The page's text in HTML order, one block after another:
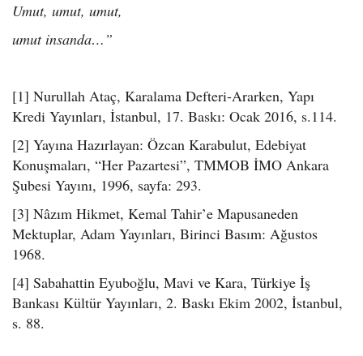
Umut, umut, umut,
umut insanda…”
[1] Nurullah Ataç, Karalama Defteri-Ararken, Yapı
Kredi Yayınları, İstanbul, 17. Baskı: Ocak 2016, s.114.
[2] Yayına Hazırlayan: Özcan Karabulut, Edebiyat
Konuşmaları, “Her Pazartesi”, TMMOB İMO Ankara
Şubesi Yayını, 1996, sayfa: 293.
[3] Nâzım Hikmet, Kemal Tahir’e Mapusaneden
Mektuplar, Adam Yayınları, Birinci Basım: Ağustos
1968.
[4] Sabahattin Eyuboğlu, Mavi ve Kara, Türkiye İş
Bankası Kültür Yayınları, 2. Baskı Ekim 2002, İstanbul,
s. 88.